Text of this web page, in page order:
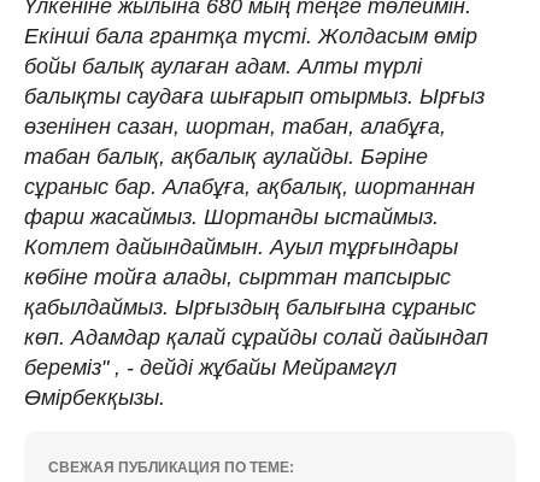
Үлкеніне жылына 680 мың теңге төлеймін.
Екінші бала грантқа түсті. Жолдасым өмір
бойы балық аулаған адам. Алты түрлі
балықты саудаға шығарып отырмыз. Ырғыз
өзенінен сазан, шортан, табан, алабұға,
табан балық, ақбалық аулайды. Бәріне
сұраныс бар. Алабұға, ақбалық, шортаннан
фарш жасаймыз. Шортанды ыстаймыз.
Котлет дайындаймын. Ауыл тұрғындары
көбіне тойға алады, сырттан тапсырыс
қабылдаймыз. Ырғыздың балығына сұраныс
көп. Адамдар қалай сұрайды солай дайындап
береміз" , - дейді жұбайы Мейрамгүл
Өмірбекқызы.
СВЕЖАЯ ПУБЛИКАЦИЯ ПО ТЕМЕ: